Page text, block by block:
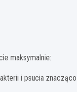
maksymalnie:
i psucia znacząco